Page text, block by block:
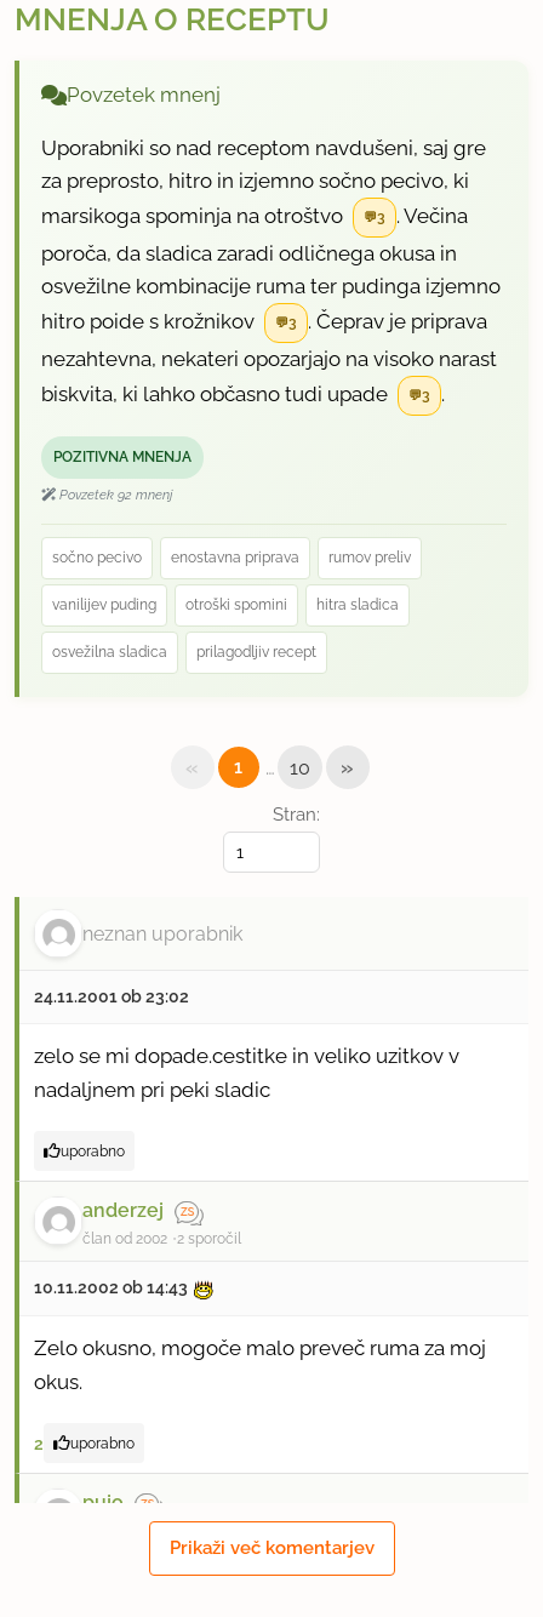
MNENJA O RECEPTU
Povzetek mnenj
Uporabniki so nad receptom navdušeni, saj gre
za preprosto, hitro in izjemno sočno pecivo, ki
marsikoga spominja na otroštvo
3
. Večina
poroča, da sladica zaradi odličnega okusa in
osvežilne kombinacije ruma ter pudinga izjemno
hitro poide s krožnikov
3
. Čeprav je priprava
nezahtevna, nekateri opozarjajo na visoko narast
biskvita, ki lahko občasno tudi upade
3 .
POZITIVNA MNENJA
Povzetek 92 mnenj
sočno pecivo enostavna priprava rumov preliv
vanilijev puding otroški spomini hitra sladica
osvežilna sladica prilagodljiv recept
Stran:
« 1 … 10 »
neznan uporabnik
24.11.2001 ob 23:02
zelo se mi dopade.cestitke in veliko uzitkov v
nadaljnem pri peki sladic
uporabno
anderzej
član od 2002 2 sporočil
10.11.2002 ob 14:43
Zelo okusno, mogoče malo preveč ruma za moj
okus.
2 uporabno
pujo
član od 2003
6.1.2003 ob 16:07
Prikaži več komentarjev